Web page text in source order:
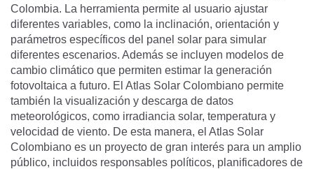
Colombia. La herramienta permite al usuario ajustar
diferentes variables, como la inclinación, orientación y
parámetros específicos del panel solar para simular
diferentes escenarios. Además se incluyen modelos de
cambio climático que permiten estimar la generación
fotovoltaica a futuro. El Atlas Solar Colombiano permite
también la visualización y descarga de datos
meteorológicos, como irradiancia solar, temperatura y
velocidad de viento. De esta manera, el Atlas Solar
Colombiano es un proyecto de gran interés para un amplio
público, incluidos responsables políticos, planificadores de